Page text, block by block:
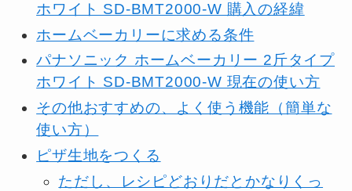
ホワイト SD-BMT2000-W 購入の経緯
ホームベーカリーに求める条件
パナソニック ホームベーカリー 2斤タイプ
ホワイト SD-BMT2000-W 現在の使い方
その他おすすめの、よく使う機能（簡単な
使い方）
ピザ生地をつくる
ただし、レシピどおりだとかなりくっ